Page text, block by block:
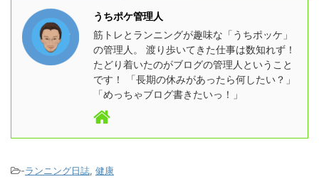
うちポケ管理人
筋トレとランニングが趣味な「うちポッケ」
の管理人。 渡り歩いてきた仕事は数知れず！
たどり着いたのがブログの管理人ということ
です！ 「長期の休みがあったら何したい？」
「めっちゃブログ書きたいっ！」
-ランニング日誌, 健康